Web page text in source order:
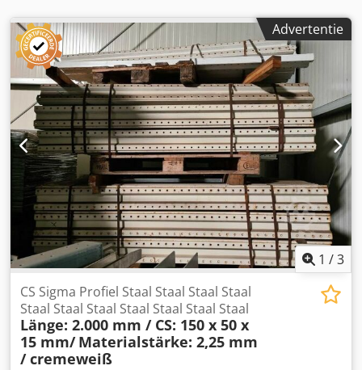
Advertentie
1 /3
CS Sigma Profiel Staal Staal Staal Staal
Staal Staal Staal Staal Staal Staal Staal
Länge: 2.000 mm / CS: 150 x 50 x
15 mm/ Materialstärke: 2,25 mm
/ cremeweiß